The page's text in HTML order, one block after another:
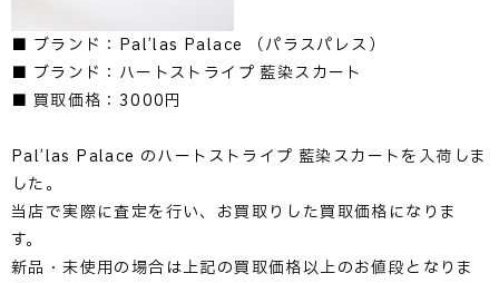
■ ブランド：Pal’las Palace （パラスパレス）
■ ブランド：ハートストライプ 藍染スカート
■ 買取価格：3000円
Pal’las Palace のハートストライプ 藍染スカートを入荷しま
した。
当店で実際に査定を行い、お買取りした買取価格になりま
す。
新品・未使用の場合は上記の買取価格以上のお値段となりま